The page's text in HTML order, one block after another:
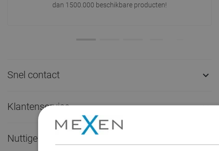
dan 1500.000 beschikbare producten!
Snel contact 
Klantenservice 
Nuttige links